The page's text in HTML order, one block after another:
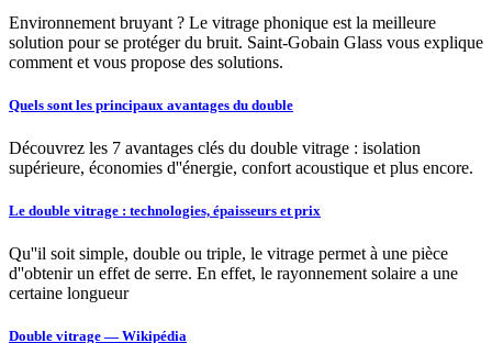
Environnement bruyant ? Le vitrage phonique est la meilleure
solution pour se protéger du bruit. Saint-Gobain Glass vous explique
comment et vous propose des solutions.
Quels sont les principaux avantages du double
Découvrez les 7 avantages clés du double vitrage : isolation
supérieure, économies d''énergie, confort acoustique et plus encore.
Le double vitrage : technologies, épaisseurs et prix
Qu''il soit simple, double ou triple, le vitrage permet à une pièce
d''obtenir un effet de serre. En effet, le rayonnement solaire a une
certaine longueur
Double vitrage — Wikipédia